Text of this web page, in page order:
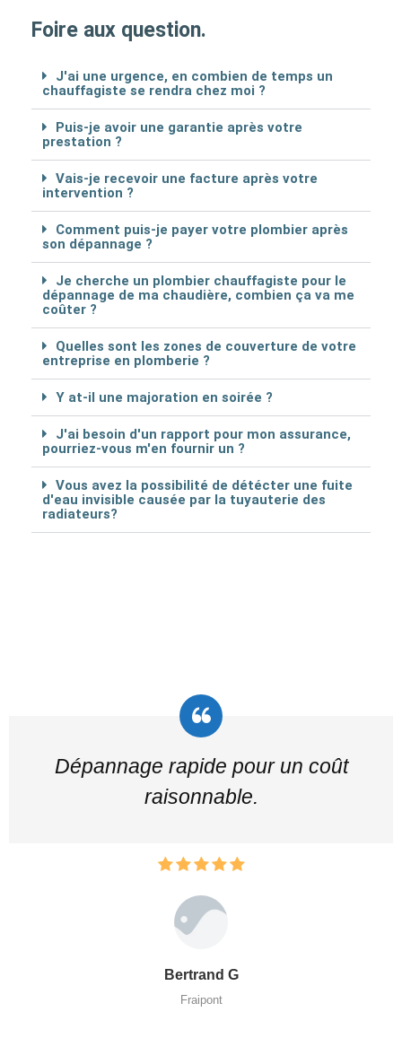
Foire aux question.
J'ai une urgence, en combien de temps un
chauffagiste se rendra chez moi ?
Puis-je avoir une garantie après votre
prestation ?
Vais-je recevoir une facture après votre
intervention ?
Comment puis-je payer votre plombier après
son dépannage ?
Je cherche un plombier chauffagiste pour le
dépannage de ma chaudière, combien ça va me
coûter ?
Quelles sont les zones de couverture de votre
entreprise en plomberie ?
Y at-il une majoration en soirée ?
J'ai besoin d'un rapport pour mon assurance,
pourriez-vous m'en fournir un ?
Vous avez la possibilité de détécter une fuite
d'eau invisible causée par la tuyauterie des
radiateurs?
Dépannage rapide pour un coût
raisonnable.
Bertrand G
Fraipont